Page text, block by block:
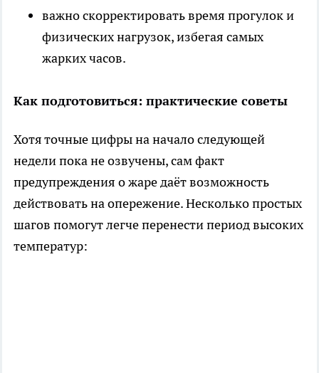
важно скорректировать время прогулок и
физических нагрузок, избегая самых
жарких часов.
Как подготовиться: практические советы
Хотя точные цифры на начало следующей
недели пока не озвучены, сам факт
предупреждения о жаре даёт возможность
действовать на опережение. Несколько простых
шагов помогут легче перенести период высоких
температур: